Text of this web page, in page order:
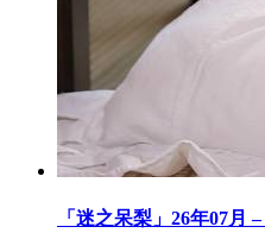
「迷之呆梨」26年07月